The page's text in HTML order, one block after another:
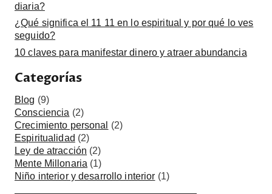
diaria?
¿Qué significa el 11 11 en lo espiritual y por qué lo ves
seguido?
10 claves para manifestar dinero y atraer abundancia
Categorías
Blog (9)
Consciencia (2)
Crecimiento personal
(2)
Espiritualidad (2)
Ley de atracción (2)
Mente Millonaria (1)
Niño interior y desarrollo interior (1)